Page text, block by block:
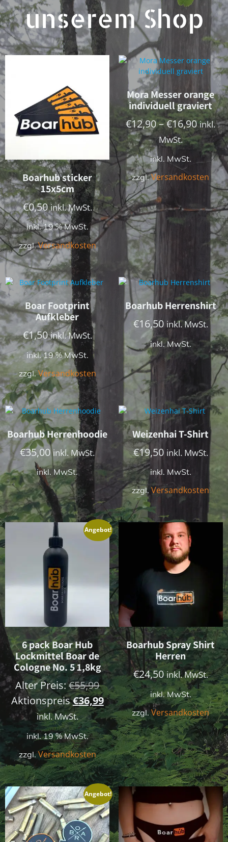
unserem Shop
Boarhub sticker
15x5cm
€0,50 inkl. MwSt.
inkl. 19 % MwSt.
zzgl.Versandkosten
Mora Messer orange
individuell graviert
€12,90–€16,90 inkl.
MwSt.
inkl. MwSt.
zzgl.Versandkosten
Boar Footprint
Aufkleber
€1,50 inkl. MwSt.
inkl. 19 % MwSt.
zzgl.Versandkosten
Boarhub Herrenshirt
€16,50 inkl. MwSt.
inkl. MwSt.
Boarhub Herrenhoodie
€35,00 inkl. MwSt.
inkl. MwSt.
Weizenhai T-Shirt
€19,50 inkl. MwSt.
inkl. MwSt.
zzgl.Versandkosten
Angebot!
6 pack Boar Hub
Lockmittel Boar de
Cologne No. 5 1,8kg
Alter Preis:€55,99Ursprünglicher
Preis
war:
€55,99
Aktionspreis€36,99Aktueller
Preis
ist:
€36,99.
inkl. MwSt.
inkl. 19 % MwSt.
zzgl.Versandkosten
Boarhub Spray Shirt
Herren
€24,50 inkl. MwSt.
inkl. MwSt.
zzgl.Versandkosten
Angebot!